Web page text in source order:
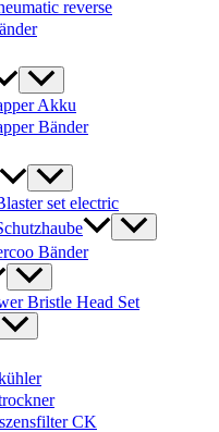
reverse
Akku
Bänder
set electric
Bänder
Bristle Head Set
CK